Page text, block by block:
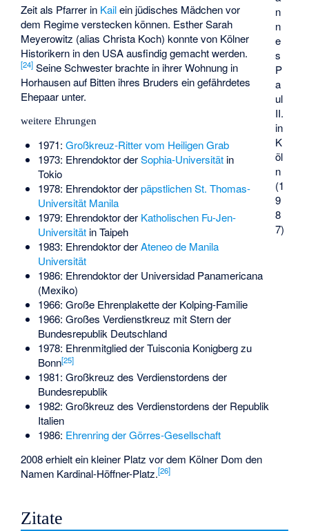
n
n
e
s
P
a
ul
II.
in
K
öl
n
(1
9
8
7)
Zeit als Pfarrer in Kailein jüdisches Mädchen vor
dem Regime verstecken können. Esther Sarah
Meyerowitz (alias Christa Koch) konnte von Kölner
Historikern in den USA ausfindig gemacht werden.
[24] Seine Schwester brachte in ihrer Wohnung in
Horhausen auf Bitten ihres Bruders ein gefährdetes
Ehepaar unter.
weitere Ehrungen
1971: Großkreuz-Ritter vom Heiligen Grab
1973: Ehrendoktor derSophia-Universitätin
Tokio
1978: Ehrendoktor derpäpstlichen St. Thomas-
Universität Manila
1979: Ehrendoktor der Katholischen Fu-Jen-
Universitätin Taipeh
1983: Ehrendoktor derAteneo de Manila
Universität
1986: Ehrendoktor der Universidad Panamericana
(Mexiko)
1966: Große Ehrenplakette der Kolping-Familie
1966: Großes Verdienstkreuz mit Stern der
Bundesrepublik Deutschland
1978: Ehrenmitglied der Tuisconia Konigberg zu
Bonn[25]
1981: Großkreuz des Verdienstordens der
Bundesrepublik
1982: Großkreuz des Verdienstordens der Republik
Italien
1986: Ehrenring der Görres-Gesellschaft
2008 erhielt ein kleiner Platz vor dem Kölner Dom den
Namen Kardinal-Höffner-Platz.[26]
Zitate